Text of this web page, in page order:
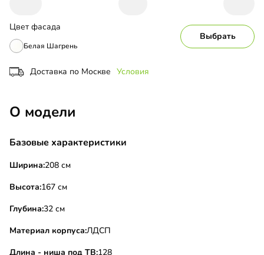
Цвет фасада
Белая Шагрень
Выбрать
Доставка по Москве Условия
О модели
Базовые характеристики
Ширина:208 см
Высота:167 см
Глубина:32 см
Материал корпуса:ЛДСП
Длина - ниша под ТВ:128